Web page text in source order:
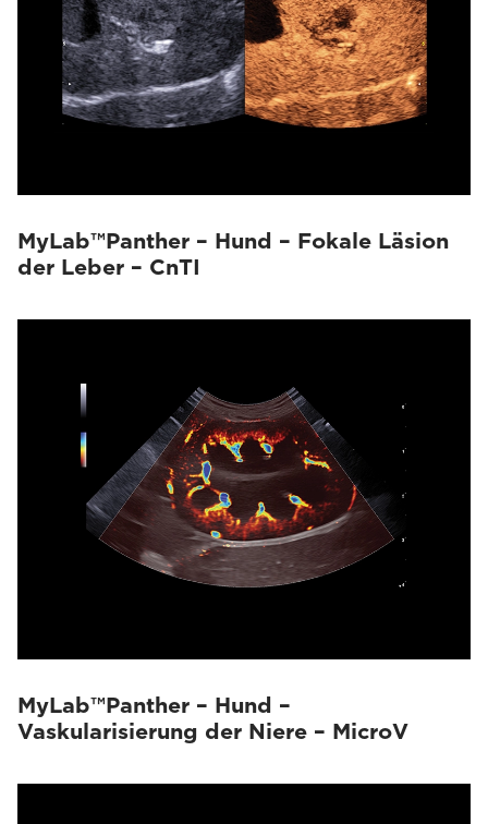
MyLab™Panther – Hund – Fokale Läsion
der Leber – CnTI
MyLab™Panther – Hund –
Vaskularisierung der Niere – MicroV